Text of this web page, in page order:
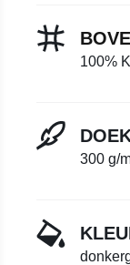
100%
300 g/